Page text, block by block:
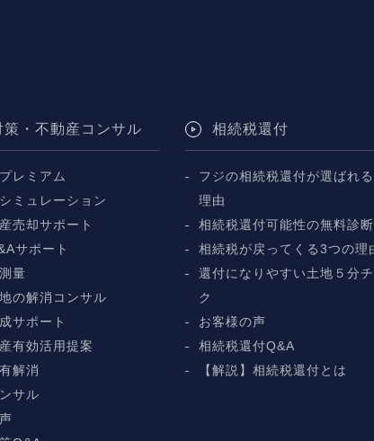
策・不動産コンサル
レミアム
ミュレーション
売却サポート
サポート
量
の解消コンサル
サポート
有効活用提案
解消
サル
相続税還付
フジの相続税還付が選ばれ
理由
相続税還付可能性の無料診断
相続税が戻ってくる3つの理
還付になりやすい土地５分
ク
お客様の声
相続税還付Q&A
【解説】相続税還付とは